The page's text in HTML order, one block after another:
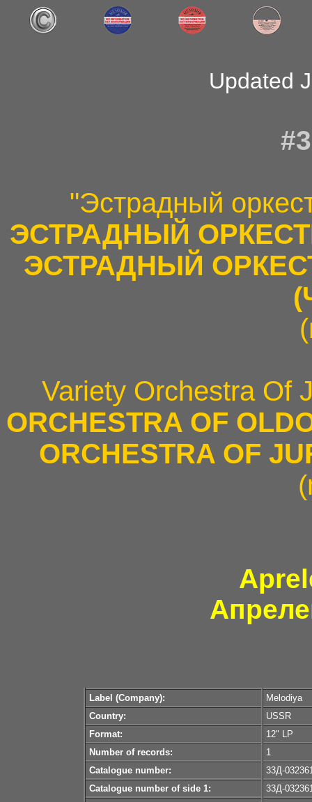
Updated
"Эстрадный
ЭСТРАДНЫЙ
ЭСТРАДНЫЙ
Variety Orchestra Of
ORCHESTRA OF
ORCHESTRA OF
Label (Company):
Melodiya
Country:
USSR
Format:
12" LP
Number of records:
1
Catalogue number:
33Д-
Catalogue number of side 1:
33Д-